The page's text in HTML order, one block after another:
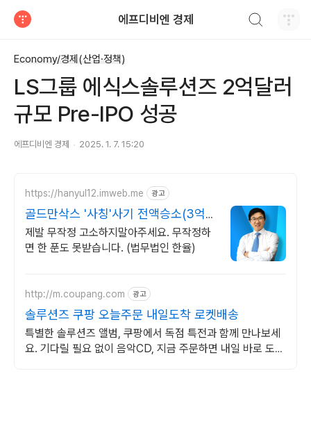
에프디비엔 경제
Economy/경제(산업·정책)
LS그룹 에식스솔루션즈 2억달러
규모 Pre-IPO 성공
에프디비엔 경제 2025. 1. 7. 15:20
https://hanyul12.imweb.me 광고
골드만삭스 '사칭'사기 전액승소(3억7
천) 사례보유
제발 무작정 고소하지말아주세요. 무작정하
면 한 푼도 못받습니다. (법무법인 한율)
http://m.coupang.com 광고
솔루션즈 쿠팡 오늘주문 내일도착 로켓배송
특별한 솔루션즈 앨범, 쿠팡에서 독점 특전과 함께 만나보세
요. 기다릴 필요 없이 음악CD, 지금 주문하면 내일 바로 도착